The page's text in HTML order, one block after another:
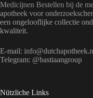
kan
gekozen
worden
op
productpagina
Medicijnen Bestellen bij de
apotheek voor
een ongelooflijke collectie
kwaliteit.
E-mail:
Telegram: @bastiaangroup
Nützliche Links